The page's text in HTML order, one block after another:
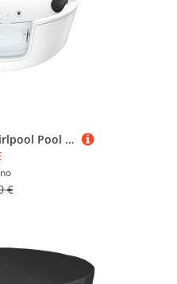
Acquavapore - Whirlpool Pool Badewanne Eckwanne Wanne W60H-SC 140x140cm mit Tür Walk-in-Pool aktive Schlauch-Reinigung
€